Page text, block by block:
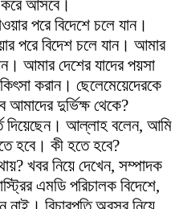
করে আসবে।
পরে বিদেশে চলে যান।
পরে বিদেশ চলে যান। আমার
আমার দেশের যাদের পয়সা
করান। ছেলেমেয়েদেরকে
আমাদের দুর্ভিক্ষ থেকে?
দিয়েছেন। আল্লাহ বলেন, আমি
হবে। কী হতে হবে?
খবর নিয়ে দেখেন, সম্পাদক
এমডি পরিচালক বিদেশে,